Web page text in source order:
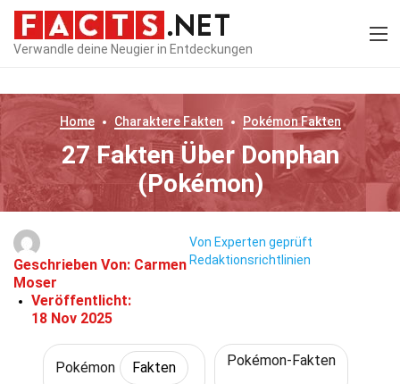
Verwandle deine Neugier in Entdeckungen
Home CharaktereFakten PokémonFakten
27 Fakten Über Donphan
(Pokémon)
Geschrieben Von: Carmen
Moser
Veröffentlicht:
18 Nov 2025
Von Experten geprüft
Redaktionsrichtlinien
Pokémon Fakten Pokémon-Fakten